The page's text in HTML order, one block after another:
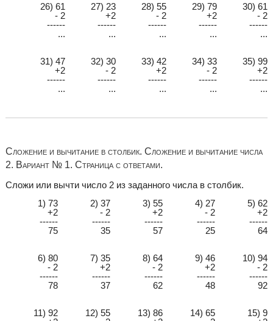
26) 61 27) 23 28) 55 29) 79
30) 61
- 2
+2 - 2 +2
- 2
------
------ ------ ------
------
...
... ... ... ...
31) 47 32) 30 33) 42 34) 33
35) 99
+2
- 2 +2 - 2
+2
------
------ ------ ------
------
...
... ... ... ...
Сложение и вычитание в столбик. Сложение и вычитание числа
2. Вариант № 1. Страница с ответами.
Сложи или вычти число 2 из заданного числа в столбик.
1) 73
2) 37 3) 55 4) 27
5) 62
+2
- 2 +2 - 2
+2
------
------ ------ ------
------
75
35 57 25 64
6) 80 7) 35 8) 64 9) 46
10) 94
- 2
+2 - 2 +2
- 2
------
------ ------ ------
------
78
37 62 48 92
11) 92 12) 55 13) 86 14) 65
15) 9